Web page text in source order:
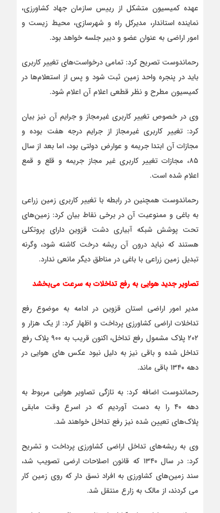
عهده کمیسیون متشکل از رییس سازمان جهاد کشاورزی،
نماینده استاندار، مدیرکل راه و شهرسازی، محیط زیست و
امور اراضی به عنوان عضو و دبیر جلسه خواهد بود.
رحماندوست تصریح کرد: تمامی درخواست‌های تغییر کاربری
باید در پنجره واحد زمین ثبت شود و پس از استعلام‌ها در
کمیسیون مطرح و نظر قطعی اعلام آن اعلام شود.
وی در خصوص تغییر کاربری غیرمجاز و جرایم آن نیز بیان
کرد: تغییر کاربری غیرمجاز از جرایم درجه هفت بوده و
مجازات آن ابتدا جریمه و عوارض دولتی بود، اما بعد از سال
۸۵، مجازات تغییر کاربری غیر مجاز جریمه و قلع و قمع
اعلام شده است.
رحماندوست همچنین در رابطه با تغییر کاربری زمین زراعی
به باغی و ممنوعیت آن در برخی نقاط بیان کرد: زمین‌های
تحت پوشش شبکه آبیاری دشت قزوین دارای پروتکلی
هستند که نباید درون آن ریشه درخت کاشته شود، وگرنه
تبدیل زمین زراعی با باغی در مناطق دیگر مانعی ندارد.
تصاویر جدید هوایی به رفع تداخلات به سرعت می‌بخشد
مدیر امور اراضی استان قزوین در ادامه به موضوع رفع
تداخلات اراضی کشاورزی پرداخت و اظهار کرد: از یک هزار و
۲۰۲ پلاک مشمول رفع تداخل، اکنون قریب به ۹۰۰ پلاک رفع
تداخل شده و باقی نیز به دلیل نبود عکس های هوایی در
دهه ۱۳۴۰ باقی ماند.
رحماندوست اضافه کرد: به تازگی تصاویر هوایی مربوط به
دهه ۴۰ را به دست آوردیم که در اسرع وقت مابقی
پلاک‌های تعیین شده نیز رفع تداخل خواهند شد.
وی به ریشه‌های تداخل اراضی کشاورزی پرداخت و تشریح
کرد: در سال ۱۳۴۰ که قانون اصلاحات ارضی تصویب شد،
سند زمین‌های کشاورزی به افراد نسق دار که روی زمین کار
می کردند، از مالک به زارع منتقل شد.